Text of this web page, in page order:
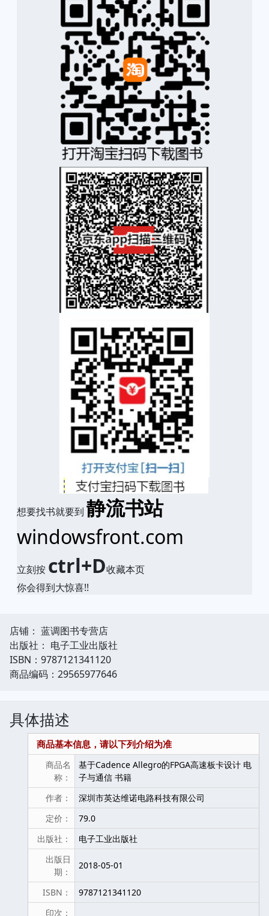
想要找书就要到 静流书站
windowsfront.com
立刻按 ctrl+D收藏本页
你会得到大惊喜!!
店铺： 蓝调图书专营店
出版社： 电子工业出版社
ISBN：9787121341120
商品编码：29565977646
具体描述
商品基本信息，请以下列介绍为准
商品名
称：
基于Cadence Allegro的FPGA高速板卡设计 电
子与通信 书籍
作者：
深圳市英达维诺电路科技有限公司
定价：
79.0
出版社：
电子工业出版社
出版日
期：
2018-05-01
ISBN：
9787121341120
印次：